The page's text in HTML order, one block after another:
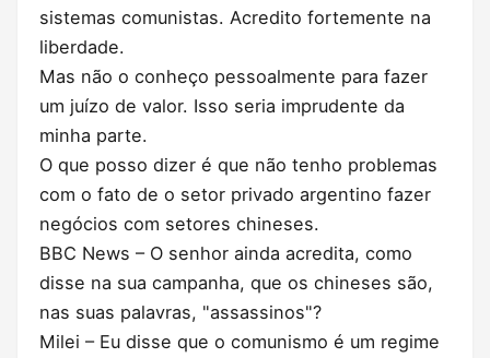
sistemas comunistas. Acredito fortemente na
liberdade.
Mas não o conheço pessoalmente para fazer
um juízo de valor. Isso seria imprudente da
minha parte.
O que posso dizer é que não tenho problemas
com o fato de o setor privado argentino fazer
negócios com setores chineses.
BBC News – O senhor ainda acredita, como
disse na sua campanha, que os chineses são,
nas suas palavras, "assassinos"?
Milei – Eu disse que o comunismo é um regime